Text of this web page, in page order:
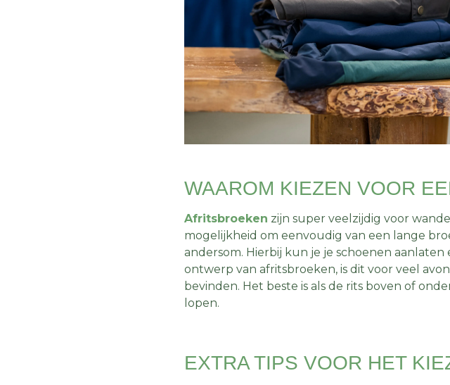
WAAROM KIEZEN VOOR
Afritsbroeken zijn super veelzijdig voor
mogelijkheid om eenvoudig van een lange
andersom. Hierbij kun je je schoenen
ontwerp van afritsbroeken, is dit voor veel
bevinden. Het beste is als de rits boven of
lopen.
EXTRA TIPS VOOR HET